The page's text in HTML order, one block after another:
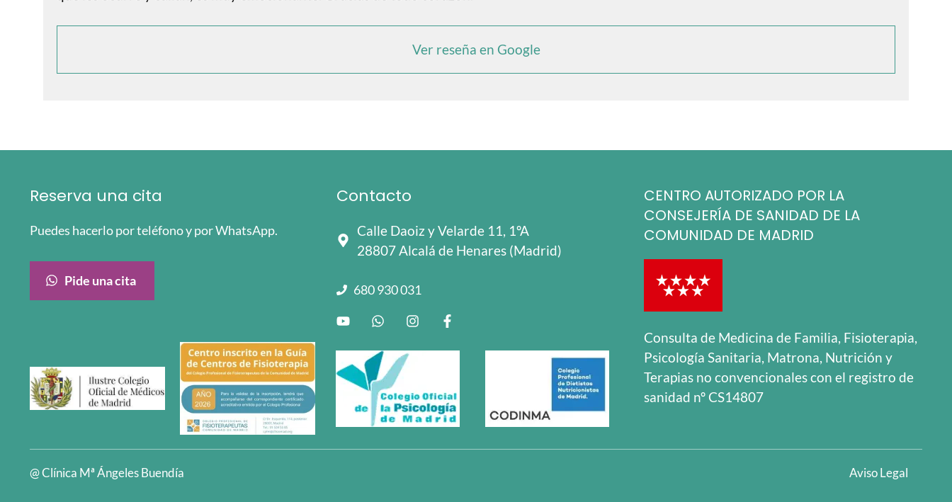
Ver reseña en Google
Reserva una cita
Puedes hacerlo por teléfono y por WhatsApp.
Pide una cita
Contacto
Calle Daoiz y Velarde 11, 1ºA
28807 Alcalá de Henares (Madrid)
680 930 031
CENTRO AUTORIZADO POR LA
CONSEJERÍA DE SANIDAD DE LA
COMUNIDAD DE MADRID
Consulta de Medicina de Familia, Fisioterapia,
Psicología Sanitaria, Matrona, Nutrición y
Terapias no convencionales con el registro de
sanidad nº CS14807
@ Clínica Mª Ángeles Buendía Aviso Legal